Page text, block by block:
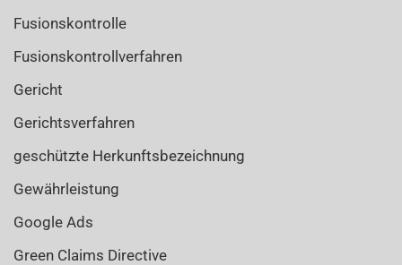
Fusionskontrolle
Fusionskontrollverfahren
Gericht
Gerichtsverfahren
geschützte Herkunftsbezeichnung
Gewährleistung
Google Ads
Green Claims Directive